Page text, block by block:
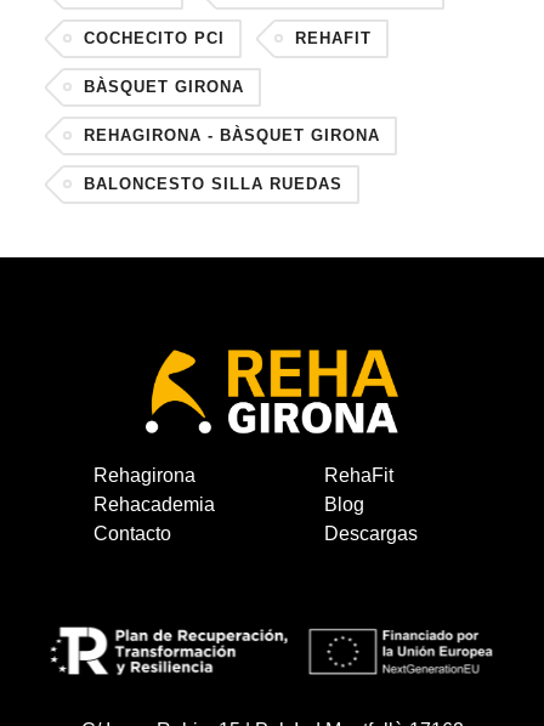
COCHECITO PCI REHAFIT
BÀSQUET GIRONA
REHAGIRONA - BÀSQUET GIRONA
BALONCESTO SILLA RUEDAS
Rehagirona
RehaFit
Rehacademia
Blog
Contacto
Descargas